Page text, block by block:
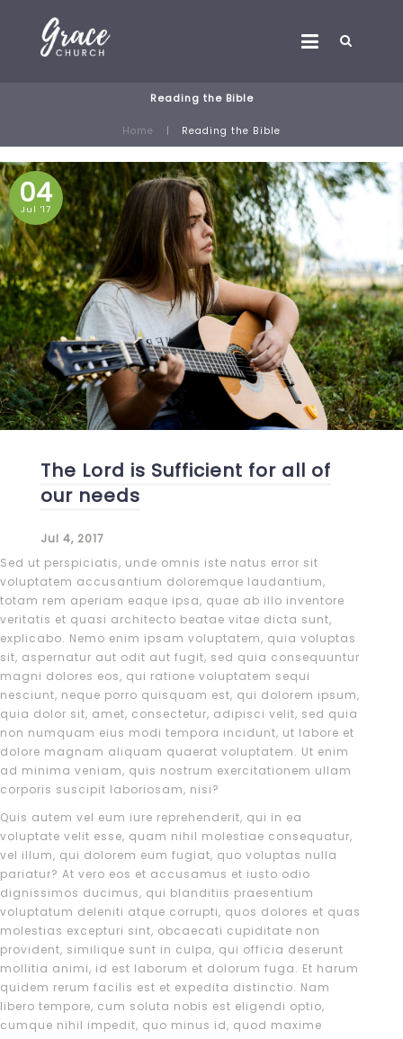
Reading the Bible
Home Reading the Bible
04
Jul '17
The Lord is Sufficient for all of
our needs
Jul 4, 2017
Sed ut perspiciatis, unde omnis iste natus error sit
voluptatem accusantium doloremque laudantium,
totam rem aperiam eaque ipsa, quae ab illo inventore
veritatis et quasi architecto beatae vitae dicta sunt,
explicabo. Nemo enim ipsam voluptatem, quia voluptas
sit, aspernatur aut odit aut fugit, sed quia consequuntur
magni dolores eos, qui ratione voluptatem sequi
nesciunt, neque porro quisquam est, qui dolorem ipsum,
quia dolor sit, amet, consectetur, adipisci velit, sed quia
non numquam eius modi tempora incidunt, ut labore et
dolore magnam aliquam quaerat voluptatem. Ut enim
ad minima veniam, quis nostrum exercitationem ullam
corporis suscipit laboriosam, nisi?
Quis autem vel eum iure reprehenderit, qui in ea
voluptate velit esse, quam nihil molestiae consequatur,
vel illum, qui dolorem eum fugiat, quo voluptas nulla
pariatur? At vero eos et accusamus et iusto odio
dignissimos ducimus, qui blanditiis praesentium
voluptatum deleniti atque corrupti, quos dolores et quas
molestias excepturi sint, obcaecati cupiditate non
provident, similique sunt in culpa, qui officia deserunt
mollitia animi, id est laborum et dolorum fuga. Et harum
quidem rerum facilis est et expedita distinctio. Nam
libero tempore, cum soluta nobis est eligendi optio,
cumque nihil impedit, quo minus id, quod maxime